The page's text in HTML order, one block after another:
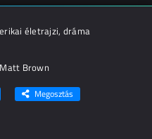
életrajzi, dráma
Matt Brown
Megosztás